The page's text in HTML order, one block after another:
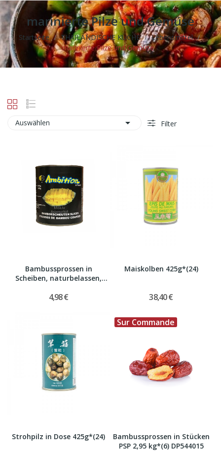
marinierte Pilze und Gemüse
Startseite THAILÄNDISCHE KÜCHE
Lebensmittel
marinierte Pilze und Gemüse
Auswählen  Filter
Bambussprossen in
Scheiben, naturbelassen,
4,98 €
Maiskolben 425g*(24)
38,40 €
Strohpilz in Dose 425g*(24)
Sur Commande
Bambussprossen in Stücken
PSP 2,95 kg*(6) DP544015